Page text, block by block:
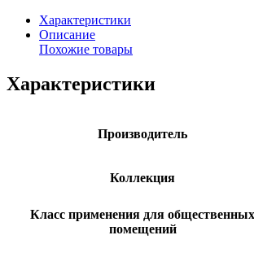
Характеристики
Описание
Похожие товары
Характеристики
Производитель
Коллекция
Класс применения для общественных
помещений